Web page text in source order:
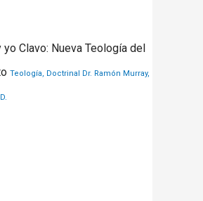
yo Clavo: Nueva Teología del
Teología, Doctrinal Dr. Ramón Murray,